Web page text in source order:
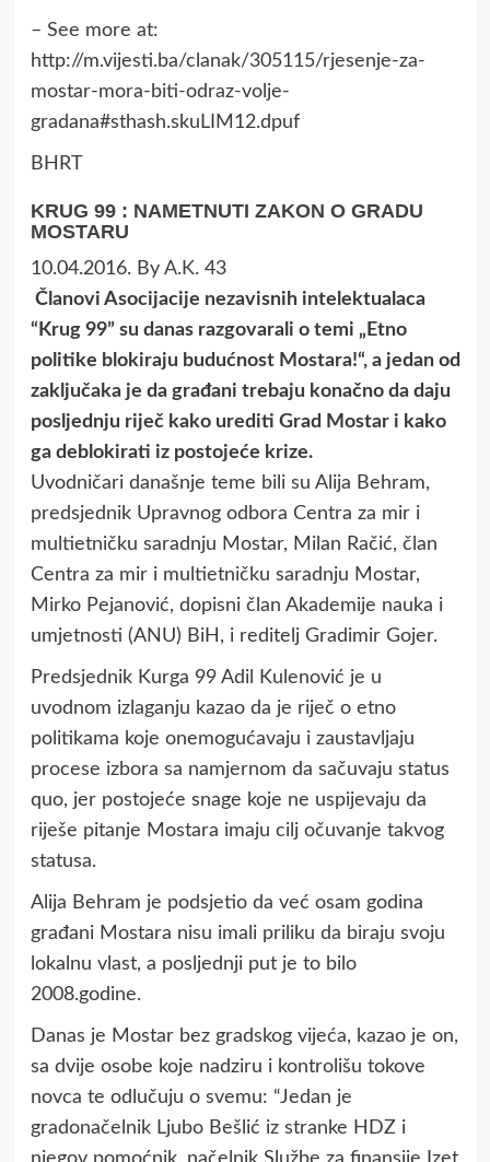
– See more at:
http://m.vijesti.ba/clanak/305115/rjesenje-za-
mostar-mora-biti-odraz-volje-
gradana#sthash.skuLIM12.dpuf
BHRT
KRUG 99 : NAMETNUTI ZAKON O GRADU
MOSTARU
10.04.2016. By A.K. 43
Članovi Asocijacije nezavisnih intelektualaca
“Krug 99” su danas razgovarali o temi „Etno
politike blokiraju budućnost Mostara!“, a jedan od
zaključaka je da građani trebaju konačno da daju
posljednju riječ kako urediti Grad Mostar i kako
ga deblokirati iz postojeće krize.
Uvodničari današnje teme bili su Alija Behram,
predsjednik Upravnog odbora Centra za mir i
multietničku saradnju Mostar, Milan Račić, član
Centra za mir i multietničku saradnju Mostar,
Mirko Pejanović, dopisni član Akademije nauka i
umjetnosti (ANU) BiH, i reditelj Gradimir Gojer.
Predsjednik Kurga 99 Adil Kulenović je u
uvodnom izlaganju kazao da je riječ o etno
politikama koje onemogućavaju i zaustavljaju
procese izbora sa namjernom da sačuvaju status
quo, jer postojeće snage koje ne uspijevaju da
riješe pitanje Mostara imaju cilj očuvanje takvog
statusa.
Alija Behram je podsjetio da već osam godina
građani Mostara nisu imali priliku da biraju svoju
lokalnu vlast, a posljednji put je to bilo
2008.godine.
Danas je Mostar bez gradskog vijeća, kazao je on,
sa dvije osobe koje nadziru i kontrolišu tokove
novca te odlučuju o svemu: “Jedan je
gradonačelnik Ljubo Bešlić iz stranke HDZ i